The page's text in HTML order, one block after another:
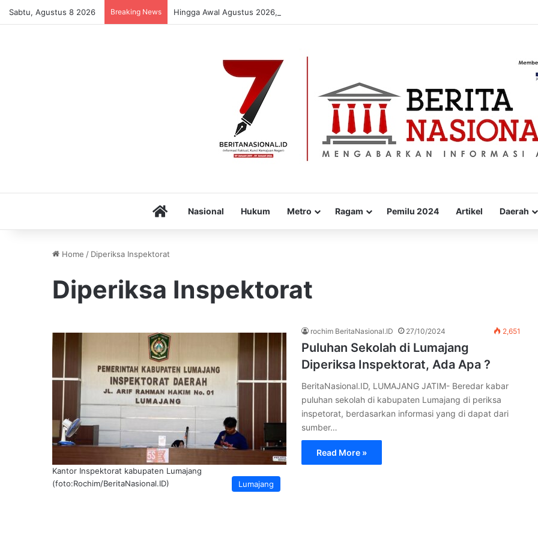
Sabtu, Agustus 8 2026 Breaking News Hingga Awal Agustus 2026, Pendapatan PBB-P2 Masih 34%
HomeNasional Hukum Metro Ragam Pemilu 2024 Artikel Daerah
Home / Diperiksa Inspektorat
Diperiksa Inspektorat
Lumajang
Kantor Inspektorat kabupaten Lumajang
(foto:Rochim/BeritaNasional.ID)
rochim BeritaNasional.ID 27/10/2024 2,651
Puluhan Sekolah di Lumajang
Diperiksa Inspektorat, Ada Apa ?
BeritaNasional.ID, LUMAJANG JATIM- Beredar kabar
puluhan sekolah di kabupaten Lumajang di periksa
inspetorat, berdasarkan informasi yang di dapat dari
sumber…
Read More »